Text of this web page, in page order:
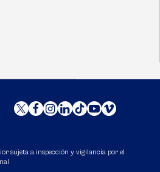
sujeta a inspección y vigilancia por el